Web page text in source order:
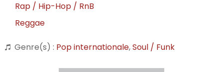
Rap / Hip-Hop / RnB
Reggae
Genre(s) : Pop internationale,Soul / Funk